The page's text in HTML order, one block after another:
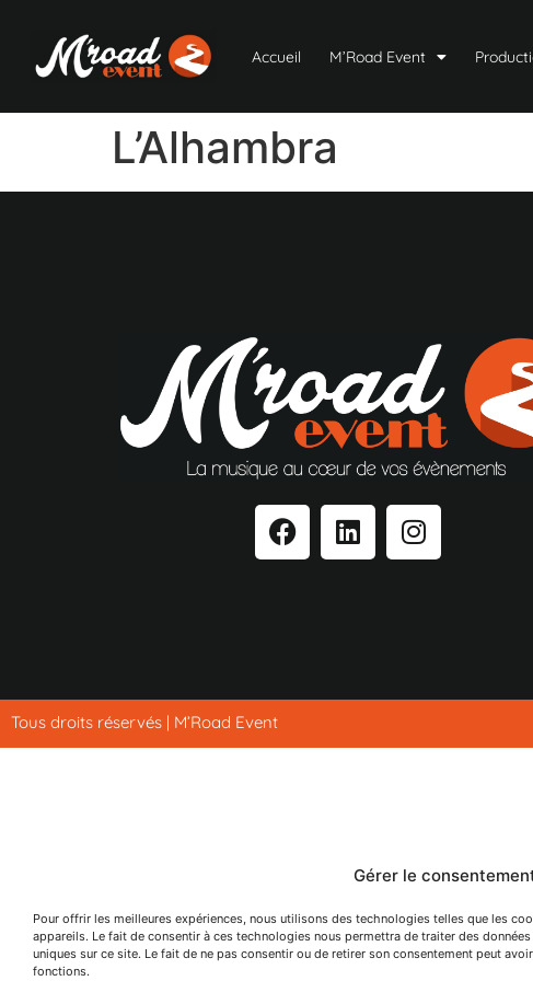
Gérer le
Pour offrir les meilleures expériences, nous utilisons des technologies telles que les
appareils. Le fait de consentir à ces technologies nous permettra de traiter des
uniques sur ce site. Le fait de ne pas consentir ou de retirer son consentement peut
fonctions.
Accueil M’Road Event
L’Alhambra
Tous droits réservés | M’Road Event